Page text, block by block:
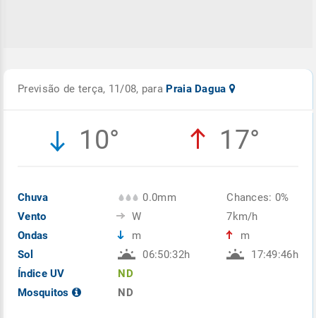
Previsão de terça, 11/08, para Praia Dagua
10° 17°
Chuva
Vento
Ondas
Sol
Índice UV
Mosquitos
0.0mm
W
m
06:50:32h
ND
ND
Chances: 0%
7km/h
m
17:49:46h